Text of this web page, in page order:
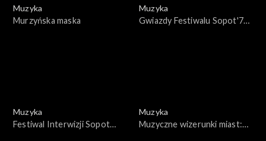
Muzyka
Murzyńska maska
Muzyka
Gwiazdy Festiwalu Sopot'76
Muzyka
Festiwal Interwizji Sopot
Muzyka
Muzyczne wizerunki miast: